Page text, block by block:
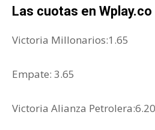
Las cuotas en Wplay.co
Victoria Millonarios:1.65
Empate: 3.65
Victoria Alianza Petrolera:6.20